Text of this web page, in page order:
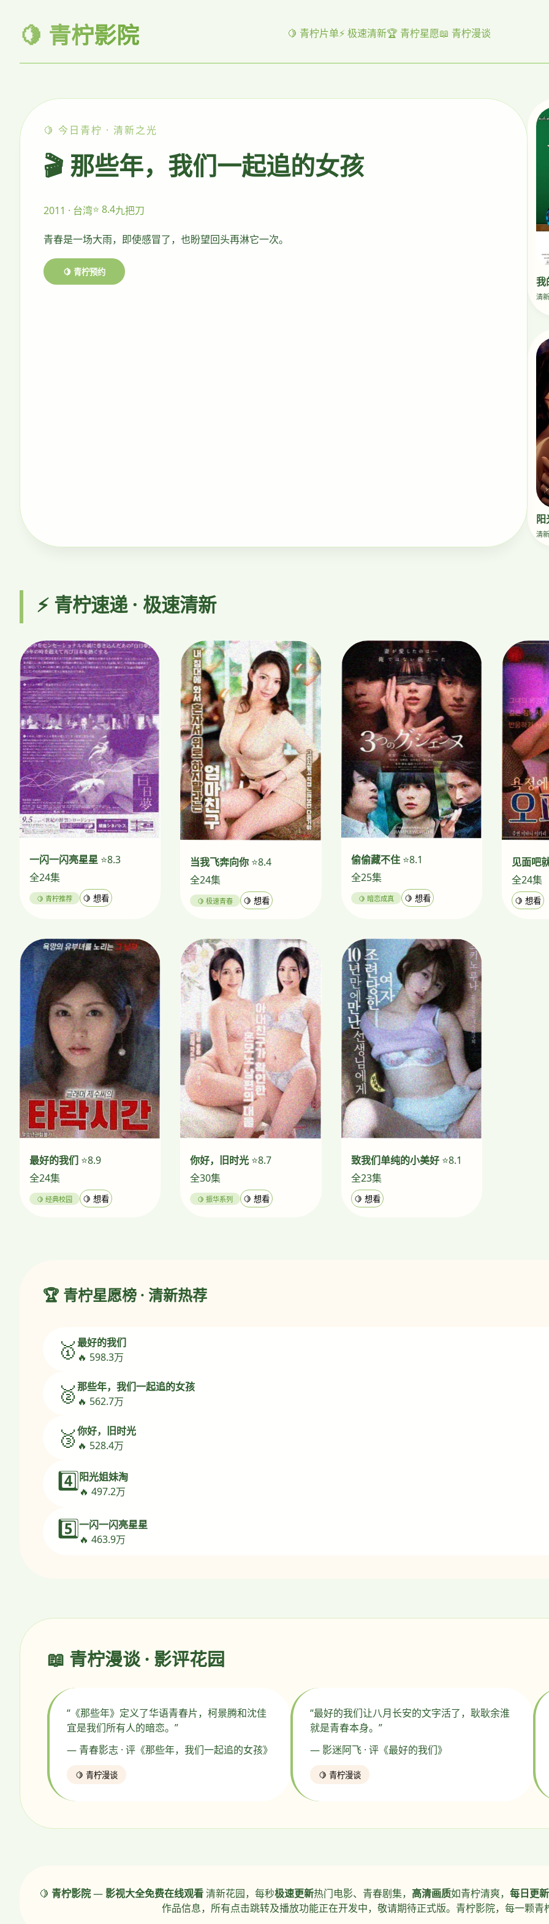
🍋 青柠影院 🍋 青柠片单⚡ 极速清新🏆 青柠星愿📖 青柠漫谈
🍋 今日青柠 · 清新之光
🎬 那些年，我们一起追的女孩
2011 · 台湾⭐ 8.4九把刀
青春是一场大雨，即使感冒了，也盼望回头再淋它一次。
🍋 青柠预约
我
清
阳
清
⚡ 青柠速递 · 极速清新
一闪一闪亮星星 ⭐8.3
全24集
🍋 青柠推荐 🍋 想看
当我飞奔向你 ⭐8.4
全24集
🍋 极速青春 🍋 想看
偷偷藏不住⭐8.1
全25集
🍋 暗恋成真 🍋 想看
见面吧
全24集
🍋 想看
最好的我们 ⭐8.9
全24集
🍋 经典校园 🍋 想看
你好，旧时光 ⭐8.7
全30集
🍋 振华系列 🍋 想看
致我们单纯的小美好⭐8.1
全23集
🍋 想看
🏆 青柠星愿榜 · 清新热荐
🥇最好的我们
🔥 598.3万
🥈那些年，我们一起追的女孩
🔥 562.7万
🥉你好，旧时光
🔥 528.4万
4️⃣阳光姐妹淘
🔥 497.2万
5️⃣一闪一闪亮星星
🔥 463.9万
📖 青柠漫谈 · 影评花园
“《那些年》定义了华语青春片，柯景腾和沈佳
宜是我们所有人的暗恋。”
— 青春影志 · 评《那些年，我们一起追的女孩》
🍋 青柠漫谈
“最好的我们让八月长安的文字活了，耿耿余淮
就是青春本身。”
— 影迷阿飞 · 评《最好的我们》
🍋 青柠漫谈
🍋 青柠影院— 影视大全免费在线观看清新花园，每秒极速更新热门电影、青春剧集， 高清画质如青柠清爽， 每日更新
作品信息，所有点击跳转及播放功能正在开发中，敬请期待正式版。青柠影院，每一颗